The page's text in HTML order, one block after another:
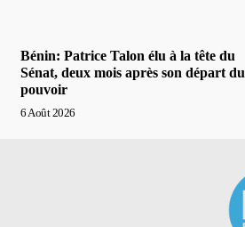
Bénin: Patrice Talon élu à la tête du
Sénat, deux mois après son départ du
pouvoir
6 Août 2026